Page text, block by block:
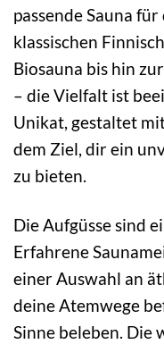
passende Sauna
klassischen
Biosauna bis hin
– die Vielfalt ist
Unikat, gestaltet
dem Ziel, dir ein
zu bieten.
Die Aufgüsse sind
Erfahrene
einer Auswahl an
deine Atemwege
Sinne beleben. Die